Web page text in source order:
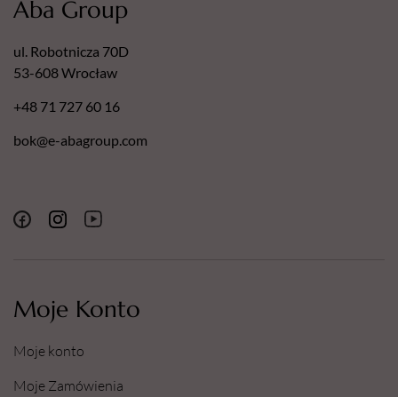
Moje Konto
Moje konto
Moje Zamówienia
Aba Group
ul. Robotnicza 70D
53-608 Wrocław
+48 71 727 60 16
bok@e-abagroup.com